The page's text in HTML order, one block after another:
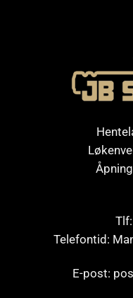
Telefontid:
E-post: